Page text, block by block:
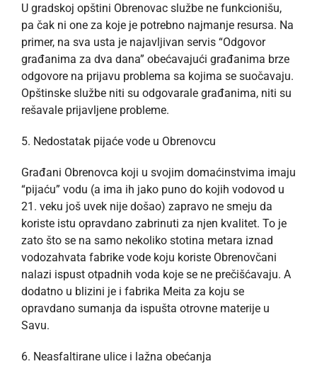
U gradskoj opštini Obrenovac službe ne funkcionišu,
pa čak ni one za koje je potrebno najmanje resursa. Na
primer, na sva usta je najavljivan servis “Odgovor
građanima za dva dana” obećavajući građanima brze
odgovore na prijavu problema sa kojima se suočavaju.
Opštinske službe niti su odgovarale građanima, niti su
rešavale prijavljene probleme.
5. Nedostatak pijaće vode u Obrenovcu
Građani Obrenovca koji u svojim domaćinstvima imaju
“pijaću” vodu (a ima ih jako puno do kojih vodovod u
21. veku još uvek nije došao) zapravo ne smeju da
koriste istu opravdano zabrinuti za njen kvalitet. To je
zato što se na samo nekoliko stotina metara iznad
vodozahvata fabrike vode koju koriste Obrenovčani
nalazi ispust otpadnih voda koje se ne prečišćavaju. A
dodatno u blizini je i fabrika Meita za koju se
opravdano sumanja da ispušta otrovne materije u
Savu.
6. Neasfaltirane ulice i lažna obećanja